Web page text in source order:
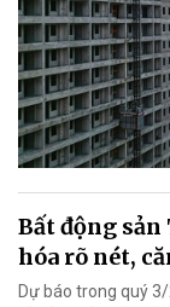
Bất động sản
hóa rõ nét,
Dự báo trong quý